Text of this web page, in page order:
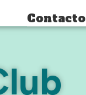
Contacto